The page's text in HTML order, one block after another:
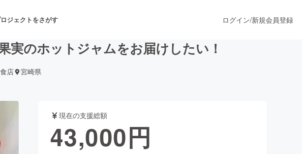
ジェクトをさがす
舞台・パフォーマンス
ファッション
ログイン/新規会員登録
実のホットジャムをお届けしたい！
店 宮崎県
現在の支援総額
43,000円